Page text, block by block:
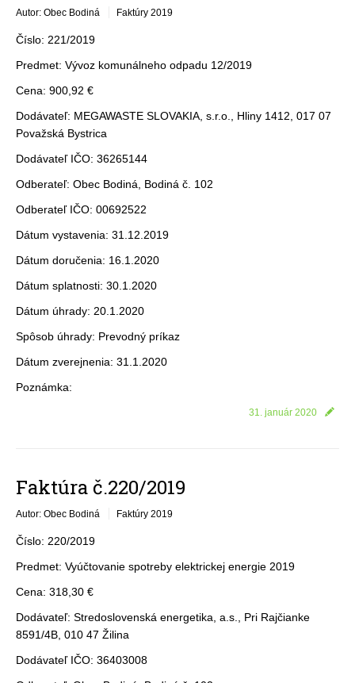
Autor: Obec Bodiná Faktúry 2019
Číslo: 221/2019
Predmet: Vývoz komunálneho odpadu 12/2019
Cena: 900,92 €
Dodávateľ: MEGAWASTE SLOVAKIA, s.r.o., Hliny 1412, 017 07
Považská Bystrica
Dodávateľ IČO: 36265144
Odberateľ: Obec Bodiná, Bodiná č. 102
Odberateľ IČO: 00692522
Dátum vystavenia: 31.12.2019
Dátum doručenia: 16.1.2020
Dátum splatnosti: 30.1.2020
Dátum úhrady: 20.1.2020
Spôsob úhrady: Prevodný príkaz
Dátum zverejnenia: 31.1.2020
Poznámka:
31. január 2020
Faktúra č.220/2019
Autor: Obec Bodiná Faktúry 2019
Číslo: 220/2019
Predmet: Vyúčtovanie spotreby elektrickej energie 2019
Cena: 318,30 €
Dodávateľ: Stredoslovenská energetika, a.s., Pri Rajčianke
8591/4B, 010 47 Žilina
Dodávateľ IČO: 36403008